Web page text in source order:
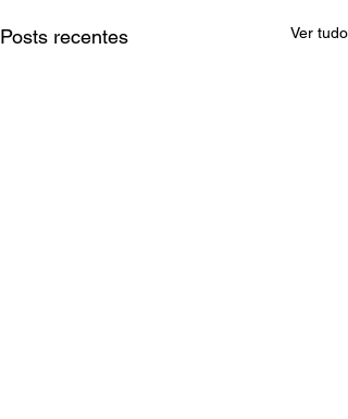
Posts recentes Ver tudo